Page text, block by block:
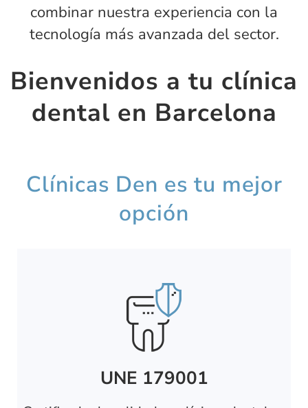
combinar nuestra experiencia con la
tecnología más avanzada del sector.
Bienvenidos a tu clínica
dental en Barcelona
Clínicas Den es tu mejor
opción
UNE 179001